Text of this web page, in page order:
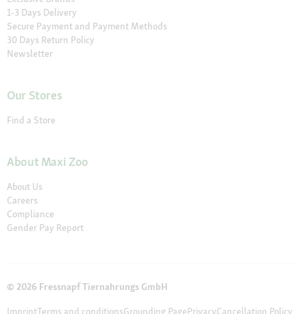
1-3 Days Delivery
Secure Payment and Payment Methods
30 Days Return Policy
Newsletter
Our Stores
Find a Store
About Maxi Zoo
About Us
Careers
Compliance
Gender Pay Report
© 2026 Fressnapf Tiernahrungs GmbH